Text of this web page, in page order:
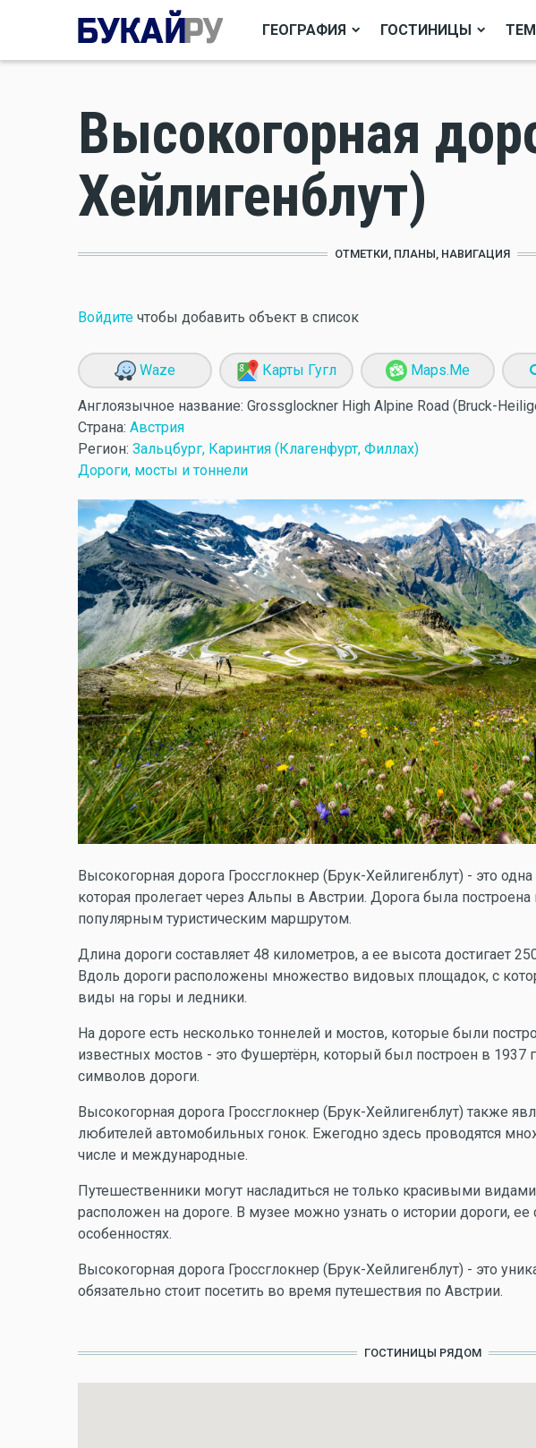
ГЕОГРАФИЯ ГОСТИНИЦЫ
Высокогорная
Хейлигенблут)
ОТМЕТКИ, ПЛАНЫ, НАВИГАЦИЯ
Войдите чтобы добавить объект в список
Waze Карты Гугл Maps.Me
Англоязычное название: Grossglockner High Alpine Road (Bruck-
Страна: Австрия
Регион: Зальцбург, Каринтия (Клагенфурт, Филлах)
Дороги, мосты и тоннели
Высокогорная дорога Гроссглокнер (Брук-Хейлигенблут) - это
которая пролегает через Альпы в Австрии. Дорога была построена
популярным туристическим маршрутом.
Длина дороги составляет 48 километров, а ее высота достигает
Вдоль дороги расположены множество видовых площадок, с
виды на горы и ледники.
На дороге есть несколько тоннелей и мостов, которые были
известных мостов - это Фушертёрн, который был построен в 1937
символов дороги.
Высокогорная дорога Гроссглокнер (Брук-Хейлигенблут) также
любителей автомобильных гонок. Ежегодно здесь проводятся
числе и международные.
Путешественники могут насладиться не только красивыми
расположен на дороге. В музее можно узнать о истории дороги, ее
особенностях.
Высокогорная дорога Гроссглокнер (Брук-Хейлигенблут) - это
обязательно стоит посетить во время путешествия по Австрии.
ГОСТИНИЦЫ РЯДОМ